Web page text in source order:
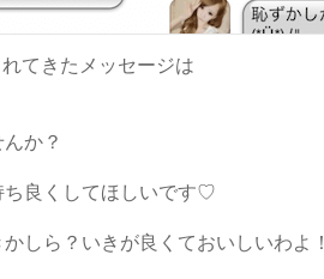
てきたメッセージは
か？
ち良くしてほしいです♡
しら？いきが良くておいしいわよ！